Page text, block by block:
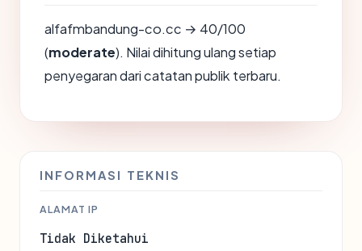
alfafmbandung-co.cc → 40/100
(moderate). Nilai dihitung ulang setiap
penyegaran dari catatan publik terbaru.
INFORMASI TEKNIS
ALAMAT IP
Tidak Diketahui